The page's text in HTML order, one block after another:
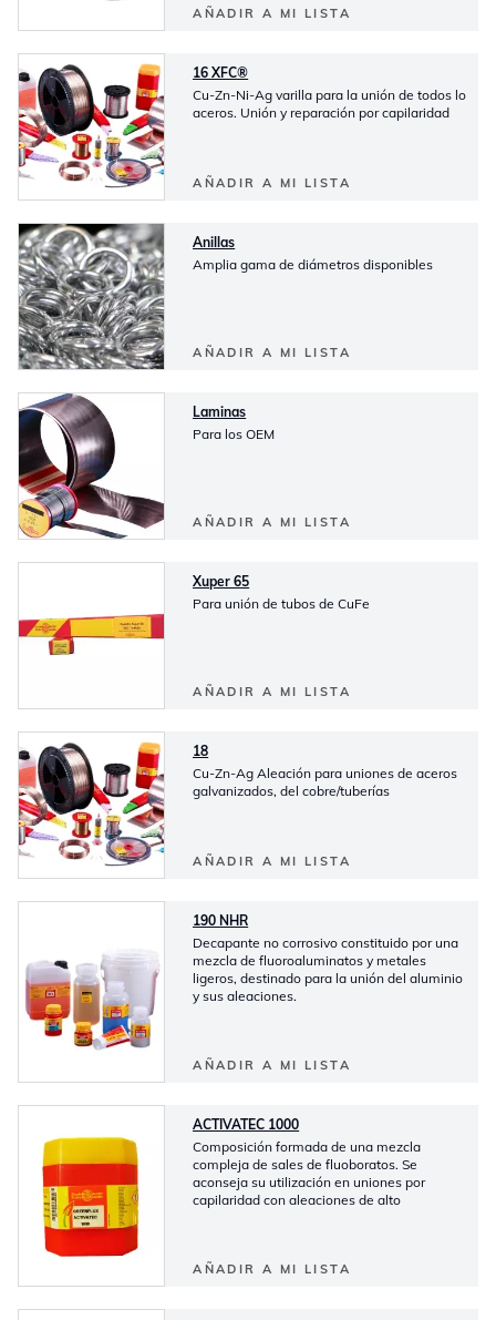
AÑADIR A MI LISTA
16 XFC®
Cu-Zn-Ni-Ag varilla para la unión de todos lo
aceros. Unión y reparación por capilaridad
AÑADIR A MI LISTA
Anillas
Amplia gama de diámetros disponibles
AÑADIR A MI LISTA
Laminas
Para los OEM
AÑADIR A MI LISTA
Xuper 65
Para unión de tubos de CuFe
AÑADIR A MI LISTA
18
Cu-Zn-Ag Aleación para uniones de aceros
galvanizados, del cobre/tuberías
AÑADIR A MI LISTA
190 NHR
Decapante no corrosivo constituido por una
mezcla de fluoroaluminatos y metales
ligeros, destinado para la unión del aluminio
y sus aleaciones.
AÑADIR A MI LISTA
ACTIVATEC 1000
Composición formada de una mezcla
compleja de sales de fluoboratos. Se
aconseja su utilización en uniones por
capilaridad con aleaciones de alto
AÑADIR A MI LISTA